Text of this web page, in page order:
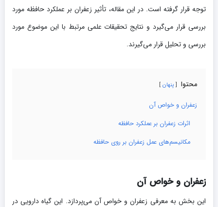
توجه قرار گرفته است. در این مقاله، تأثیر زعفران بر عملکرد حافظه مورد
بررسی قرار می‌گیرد و نتایج تحقیقات علمی مرتبط با این موضوع مورد
بررسی و تحلیل قرار می‌گیرند.
محتوا پنهان
زعفران و خواص آن
اثرات زعفران بر عملکرد حافظه
مکانیسم‌های عمل زعفران بر روی حافظه
زعفران و خواص آن
این بخش به معرفی زعفران و خواص آن می‌پردازد. این گیاه دارویی در